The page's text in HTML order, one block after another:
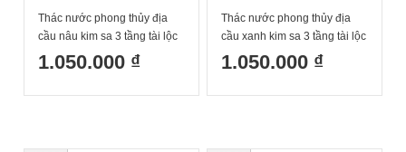
Thác nước phong thủy địa
cầu nâu kim sa 3 tầng tài lộc
Bát Tràng
1.050.000 ₫
Thác nước phong thủy địa
cầu xanh kim sa 3 tầng tài lộc
Bát Tràng
1.050.000 ₫